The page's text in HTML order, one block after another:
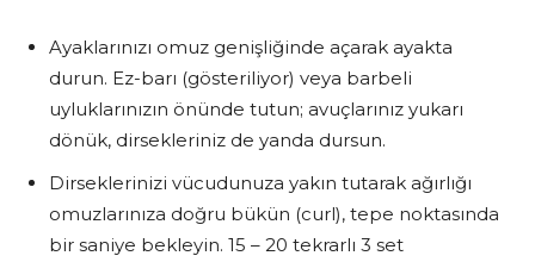
Ayaklarınızı omuz genişliğinde açarak ayakta
durun. Ez-barı (gösteriliyor) veya barbeli
uyluklarınızın önünde tutun; avuçlarınız yukarı
dönük, dirsekleriniz de yanda dursun.
Dirseklerinizi vücudunuza yakın tutarak ağırlığı
omuzlarınıza doğru bükün (curl), tepe noktasında
bir saniye bekleyin. 15 – 20 tekrarlı 3 set